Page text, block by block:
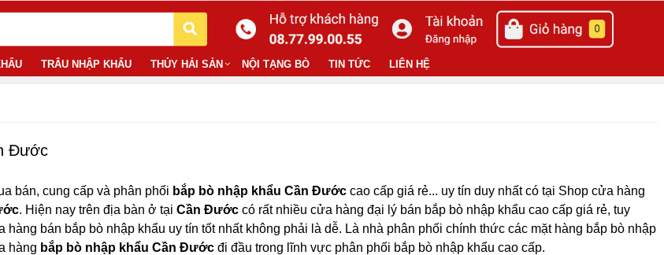
TRÂU NHẬP KHẨU THỦY HẢI SẢN NỘI TẠNG BÒ TIN TỨC LIÊN HỆ
Đước
bán, cung cấp và phân phối bắp bò nhập khẩu Cần Đướccao cấp giá rẻ... uy tín duy nhất có tại Shop cửa hàng
. Hiện nay trên địa bàn ở tại Cần Đướccó rất nhiều cửa hàng đại lý bán bắp bò nhập khẩu cao cấp giá rẻ, tuy
bán bắp bò nhập khẩu uy tín tốt nhất không phải là dễ. Là nhà phân phối chính thức các mặt hàng bắp bò nhập
hàng bắp bò nhập khẩu Cần Đướcđi đầu trong lĩnh vực phân phối bắp bò nhập khẩu cao cấp.